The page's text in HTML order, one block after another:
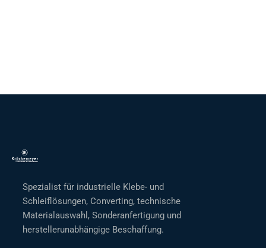
Spezialist für industrielle Klebe- und
Schleiflösungen, Converting, technische
Materialauswahl, Sonderanfertigung und
herstellerunabhängige Beschaffung.